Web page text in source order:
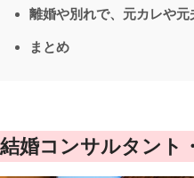
離婚や別れで、元カレや
まとめ
結婚コンサルタント